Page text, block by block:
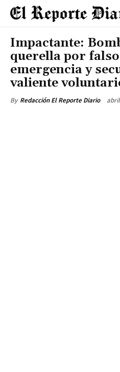
Impactante:
querella por
emergencia y
valiente
By Redacción El Reporte Diario abril